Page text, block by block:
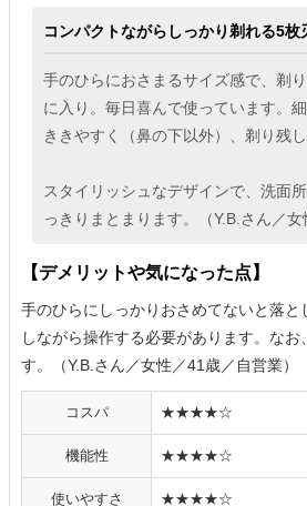
コンパクトながらしっかり剃れる5枚
手のひらにおさまるサイズ感で、剃
に入り。毎日喜んで使っています。
ききやすく（鼻の下以外）、剃り残
スタイリッシュなデザインで、洗面
っきりまとまります。（Y.B.さん／女
【デメリットや気になった点】
手のひらにしっかりおさめてないと落
しながら操作する必要があります。な
す。（Y.B.さん／女性／41歳／自営業）
コスパ ★★★★☆
機能性 ★★★★☆
使いやすさ ★★★★☆